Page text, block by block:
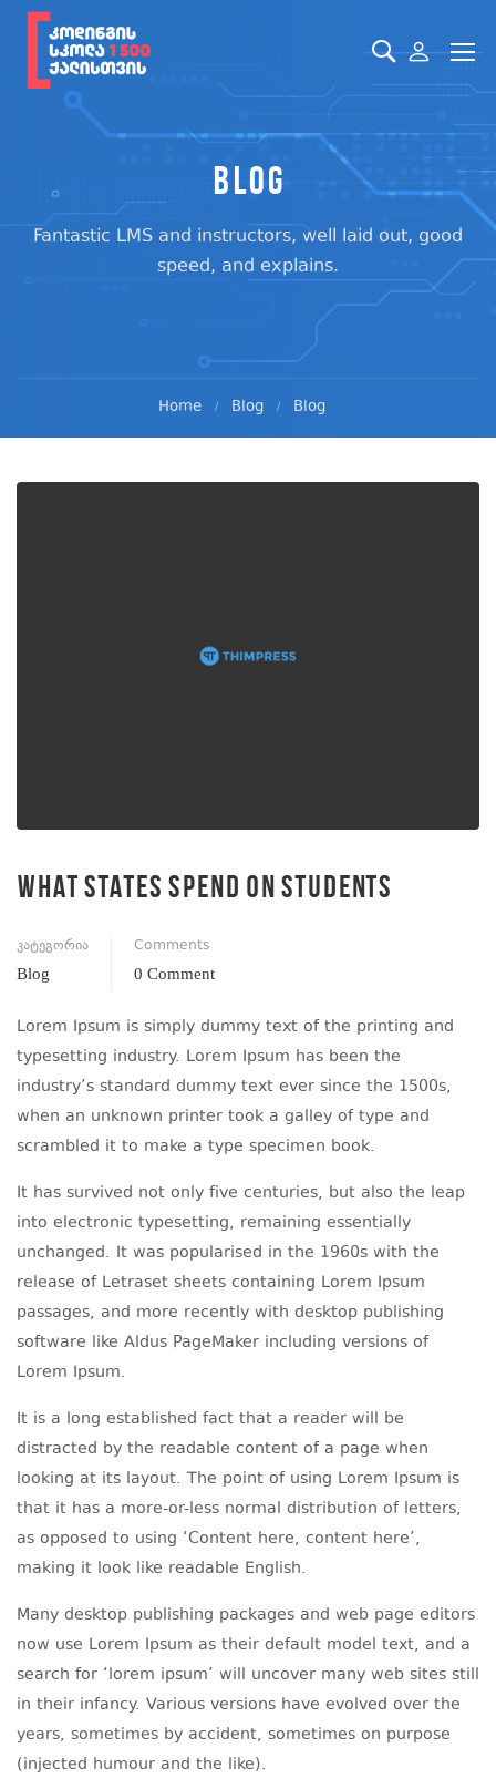
Blog
Fantastic LMS and instructors, well laid out, good
speed, and explains.
Home Blog Blog
What States Spend on Students
კატეგორია
Blog
Comments
0 Comment
Lorem Ipsum is simply dummy text of the printing and
typesetting industry. Lorem Ipsum has been the
industry’s standard dummy text ever since the 1500s,
when an unknown printer took a galley of type and
scrambled it to make a type specimen book.
It has survived not only five centuries, but also the leap
into electronic typesetting, remaining essentially
unchanged. It was popularised in the 1960s with the
release of Letraset sheets containing Lorem Ipsum
passages, and more recently with desktop publishing
software like Aldus PageMaker including versions of
Lorem Ipsum.
It is a long established fact that a reader will be
distracted by the readable content of a page when
looking at its layout. The point of using Lorem Ipsum is
that it has a more-or-less normal distribution of letters,
as opposed to using ‘Content here, content here’,
making it look like readable English.
Many desktop publishing packages and web page editors
now use Lorem Ipsum as their default model text, and a
search for ‘lorem ipsum’ will uncover many web sites still
in their infancy. Various versions have evolved over the
years, sometimes by accident, sometimes on purpose
(injected humour and the like).